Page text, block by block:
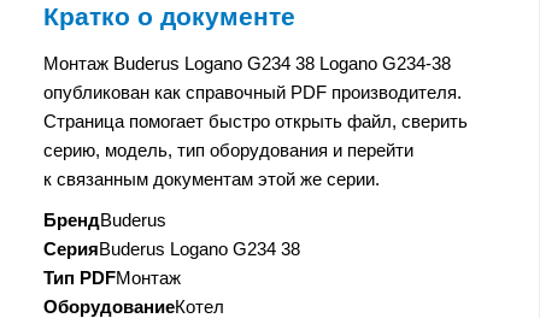
Кратко о документе
Монтаж Buderus Logano G234 38 Logano G234-38
опубликован как справочный PDF производителя.
Страница помогает быстро открыть файл, сверить
серию, модель, тип оборудования и перейти
к связанным документам этой же серии.
БрендBuderus
СерияBuderus Logano G234 38
Тип PDFМонтаж
ОборудованиеКотел